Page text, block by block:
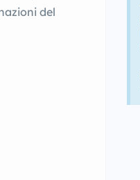
del